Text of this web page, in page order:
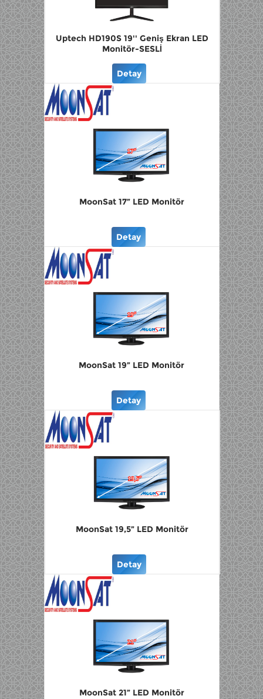
Uptech HD190S 19'' Geniş Ekran LED
Monitör-SESLİ
Detay
MoonSat 17” LED Monitör
Detay
MoonSat 19” LED Monitör
Detay
MoonSat 19,5” LED Monitör
Detay
MoonSat 21” LED Monitör